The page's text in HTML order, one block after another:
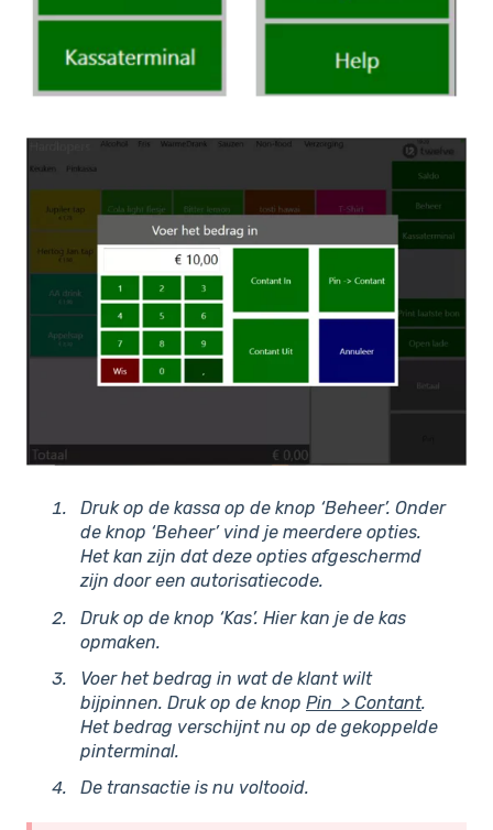
Druk op de kassa op de knop ‘Beheer’. Onder
de knop ‘Beheer’ vind je meerdere opties.
Het kan zijn dat deze opties afgeschermd
zijn door een autorisatiecode.
Druk op de knop ‘Kas’. Hier kan je de kas
opmaken.
Voer het bedrag in wat de klant wilt
bijpinnen. Druk op de knop Pin > Contant.
Het bedrag verschijnt nu op de gekoppelde
pinterminal.
De transactie is nu voltooid.